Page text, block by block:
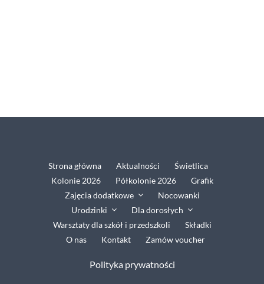
Strona główna Aktualności
Świetlica
Kolonie 2026
Półkolonie 2026
Grafik
Zajęcia dodatkowe
Nocowanki
Urodzinki
Dla dorosłych
Warsztaty dla szkół i przedszkoli
Składki
O nas
Kontakt Zamów voucher
Polityka prywatności